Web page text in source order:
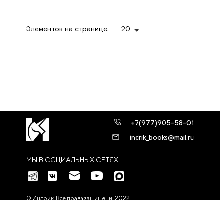
МОСКВА 2022
Элементов на странице: 20
МЫ В СОЦИАЛЬНЫХ СЕТЯХ
+7(977)905-58-01
indrik_books@mail.ru
© Индрик. Все права защищены, 2022